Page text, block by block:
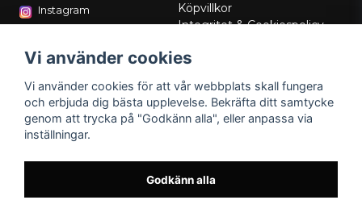
Instagram
Köpvillkor
Integritet & Cookiespolicy
Service/Garanti
Lådritning
Om oss
Vi använder cookies
Vi använder cookies för att vår webbplats skall fungera
och erbjuda dig bästa upplevelse. Bekräfta ditt samtycke
genom att trycka på "Godkänn alla", eller anpassa via
inställningar.
Godkänn alla